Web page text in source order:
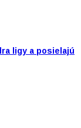
ligy a posielajú